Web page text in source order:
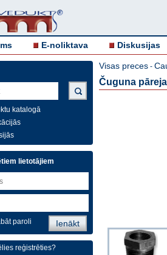
E-noliktava Diskusijas
katalogā
lietotājiem
paroli
reģistrēties?
Visas preces -
Čuguna